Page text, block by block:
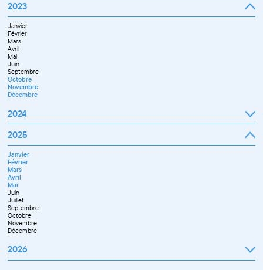
Décembre
Janvier
Février
Mars
Avril
Mai
Juin
Juillet
Septembre
Octobre
Novembre
Décembre
2023
Janvier
Février
Mars
Avril
Mai
Juin
Septembre
Octobre
Novembre
Décembre
2024
Janvier
Février
Mars
Avril
Mai
Juin
Juillet
Septembre
Novembre
Décembre
2025
Janvier
Février
Mars
Avril
Mai
Juin
Juillet
Septembre
Octobre
Novembre
Décembre
2026